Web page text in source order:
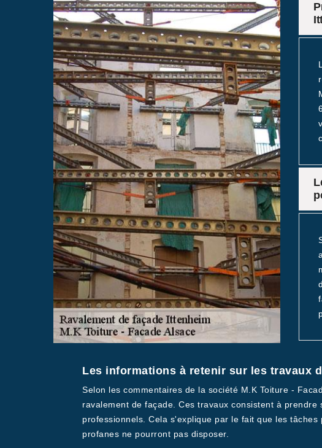
Les informations à retenir sur les travaux
Selon les commentaires de la société M.K Toiture -
ravalement de façade. Ces travaux consistent à
professionnels. Cela s'explique par le fait que les
profanes ne pourront pas disposer.